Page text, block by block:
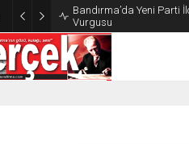
Bandırma’da Yeni Parti
Vurgusu